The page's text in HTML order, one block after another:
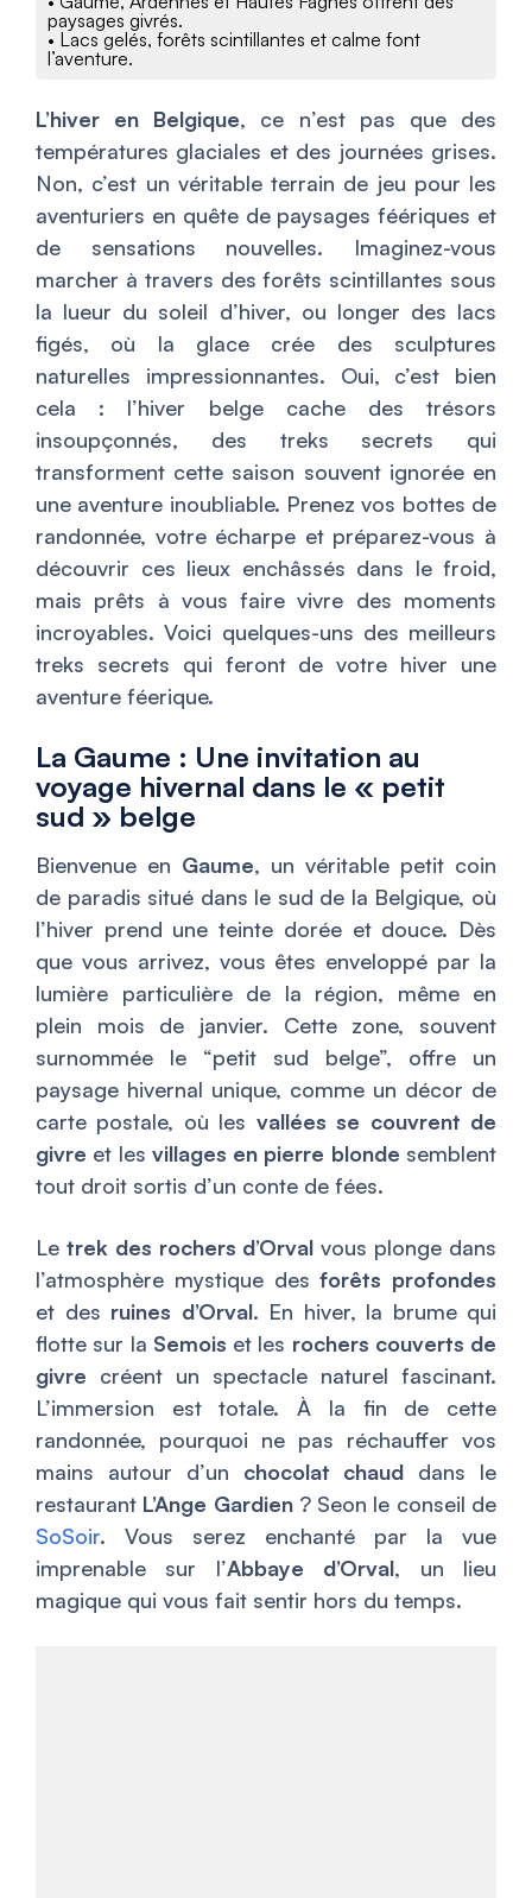
paysages givrés.
• Lacs gelés, forêts scintillantes et calme font
l’aventure.
L’hiver en Belgique, ce n’est pas que des
températures glaciales et des journées grises.
Non, c’est un véritable terrain de jeu pour les
aventuriers en quête de paysages féériques et
de sensations nouvelles. Imaginez-vous
marcher à travers des forêts scintillantes sous
la lueur du soleil d’hiver, ou longer des lacs
figés, où la glace crée des sculptures
naturelles impressionnantes. Oui, c’est bien
cela : l’hiver belge cache des trésors
insoupçonnés, des treks secrets qui
transforment cette saison souvent ignorée en
une aventure inoubliable. Prenez vos bottes de
randonnée, votre écharpe et préparez-vous à
découvrir ces lieux enchâssés dans le froid,
mais prêts à vous faire vivre des moments
incroyables. Voici quelques-uns des meilleurs
treks secrets qui feront de votre hiver une
aventure féerique.
La Gaume : Une invitation au
voyage hivernal dans le « petit
sud » belge
Bienvenue en Gaume, un véritable petit coin
de paradis situé dans le sud de la Belgique, où
l’hiver prend une teinte dorée et douce. Dès
que vous arrivez, vous êtes enveloppé par la
lumière particulière de la région, même en
plein mois de janvier. Cette zone, souvent
surnommée le “petit sud belge”, offre un
paysage hivernal unique, comme un décor de
carte postale, où les vallées se couvrent de
givre et les villages en pierre blonde semblent
tout droit sortis d’un conte de fées.
Le trek des rochers d’Orval vous plonge dans
l’atmosphère mystique desforêts profondes
et des ruines d’Orval. En hiver, la brume qui
flotte sur la Semois et les rochers couverts de
givre créent un spectacle naturel fascinant.
L’immersion est totale. À la fin de cette
randonnée, pourquoi ne pas réchauffer vos
mains autour d’un chocolat chaud dans le
restaurant L’Ange Gardien? Seon le conseil de
SoSoir. Vous serez enchanté par la vue
imprenable sur l’Abbaye d’Orval, un lieu
magique qui vous fait sentir hors du temps.